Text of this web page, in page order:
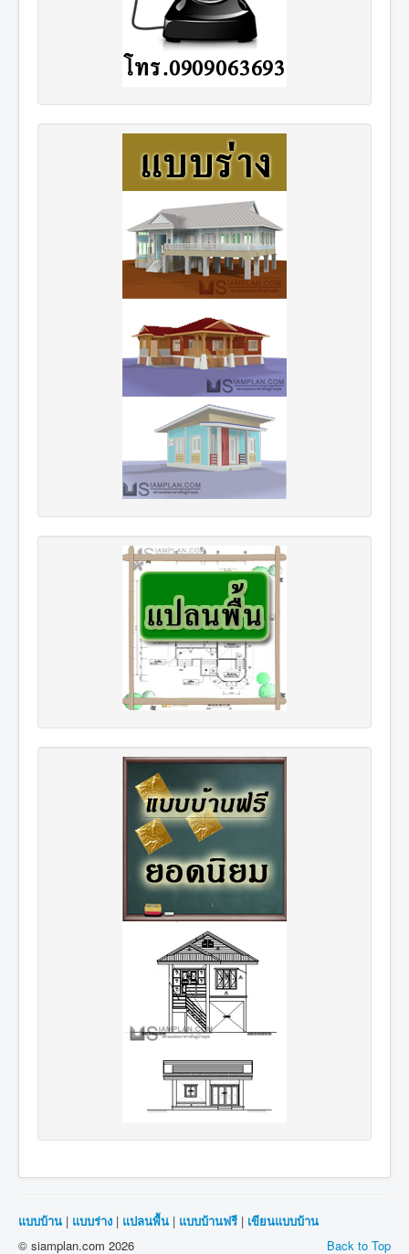
แบบบ้าน | แบบร่าง | แปลนพื้น | แบบบ้านฟรี | เขียนแบบบ้าน
Back to Top
© siamplan.com 2026